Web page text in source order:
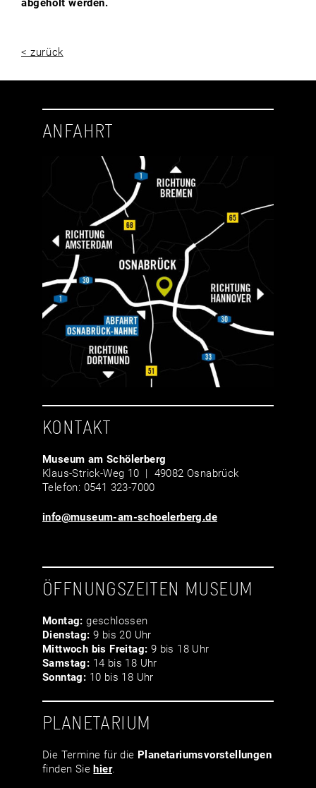
< zurück
ANFAHRT
KONTAKT
Museum am Schölerberg
Klaus-Strick-Weg 10 | 49082 Osnabrück
Telefon: 0541 323-7000
info@museum-am-schoelerberg.de
ÖFFNUNGSZEITEN MUSEUM
Montag: geschlossen
Dienstag: 9 bis 20 Uhr
Mittwoch bis Freitag: 9 bis 18 Uhr
Samstag: 14 bis 18 Uhr
Sonntag: 10 bis 18 Uhr
PLANETARIUM
Die Termine für die Planetariumsvor­stellungen
finden Siehier.